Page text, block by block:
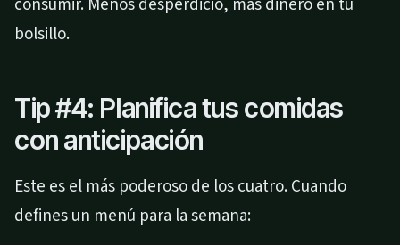
consumir. Menos desperdicio, más dinero en tu
bolsillo.
Tip #4: Planifica tus comidas
con anticipación
Este es el más poderoso de los cuatro. Cuando
defines un menú para la semana: